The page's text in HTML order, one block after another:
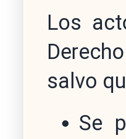
Los
salvo
Se